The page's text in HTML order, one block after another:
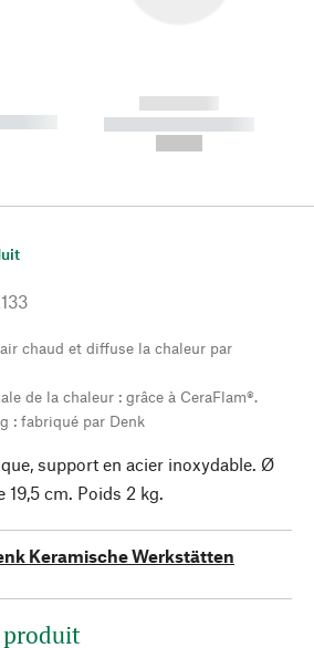
------------
----------- -----------
chaud et diffuse la chaleur par
de la chaleur : grâce à CeraFlam®.
: fabriqué par Denk
support en acier inoxydable. Ø
19,5 cm. Poids 2 kg.
Keramische Werkstätten
produit